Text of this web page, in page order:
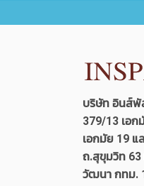
บริษัท อินส์พั
379/13 เอก
เอกมัย 19 แ
ถ.สุขุมวิท 63
วัฒนา กทม.